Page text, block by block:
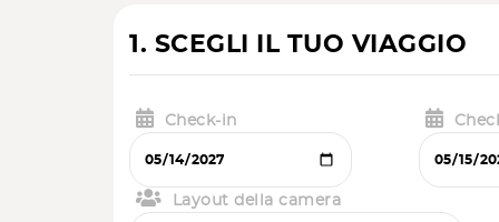
1. SCEGLI IL TUO VIAGGIO
Check-in
Layout della camera